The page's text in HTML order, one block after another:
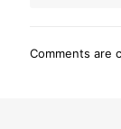
Comments are